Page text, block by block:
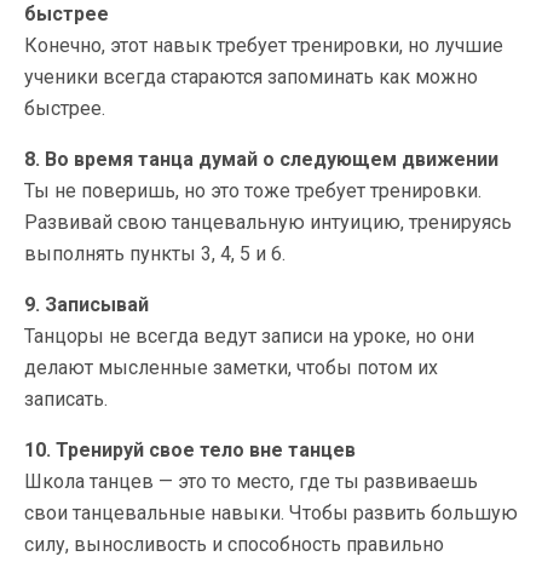
быстрее
Конечно, этот навык требует тренировки, но лучшие
ученики всегда стараются запоминать как можно
быстрее.
8. Во время танца думай о следующем движении
Ты не поверишь, но это тоже требует тренировки.
Развивай свою танцевальную интуицию, тренируясь
выполнять пункты 3, 4, 5 и 6.
9. Записывай
Танцоры не всегда ведут записи на уроке, но они
делают мысленные заметки, чтобы потом их
записать.
10. Тренируй свое тело вне танцев
Школа танцев — это то место, где ты развиваешь
свои танцевальные навыки. Чтобы развить большую
силу, выносливость и способность правильно